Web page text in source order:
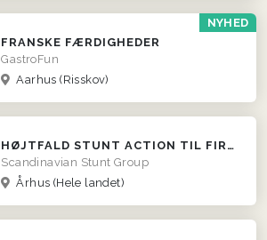
NYHED
FRANSKE FÆRDIGHEDER
GastroFun
Aarhus (Risskov)
HØJTFALD STUNT ACTION TIL FIRMAER
Scandinavian Stunt Group
Århus (Hele landet)